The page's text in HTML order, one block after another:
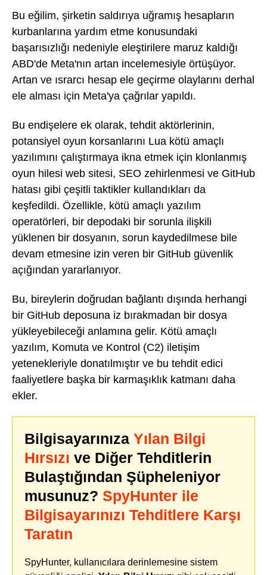
Bu eğilim, şirketin saldırıya uğramış hesapların
kurbanlarına yardım etme konusundaki
başarısızlığı nedeniyle eleştirilere maruz kaldığı
ABD'de Meta'nın artan incelemesiyle örtüşüyor.
Artan ve ısrarcı hesap ele geçirme olaylarını derhal
ele alması için Meta'ya çağrılar yapıldı.
Bu endişelere ek olarak, tehdit aktörlerinin,
potansiyel oyun korsanlarını Lua kötü amaçlı
yazılımını çalıştırmaya ikna etmek için klonlanmış
oyun hilesi web sitesi, SEO zehirlenmesi ve GitHub
hatası gibi çeşitli taktikler kullandıkları da
keşfedildi. Özellikle, kötü amaçlı yazılım
operatörleri, bir depodaki bir sorunla ilişkili
yüklenen bir dosyanın, sorun kaydedilmese bile
devam etmesine izin veren bir GitHub güvenlik
açığından yararlanıyor.
Bu, bireylerin doğrudan bağlantı dışında herhangi
bir GitHub deposuna iz bırakmadan bir dosya
yükleyebileceği anlamına gelir. Kötü amaçlı
yazılım, Komuta ve Kontrol (C2) iletişim
yetenekleriyle donatılmıştır ve bu tehdit edici
faaliyetlere başka bir karmaşıklık katmanı daha
ekler.
Bilgisayarınıza Yılan Bilgi
Hırsızı ve Diğer Tehditlerin
Bulaştığından Şüpheleniyor
musunuz? SpyHunter ile
Bilgisayarınızı Tehditlere Karşı
Taratın
SpyHunter, kullanıcılara derinlemesine sistem